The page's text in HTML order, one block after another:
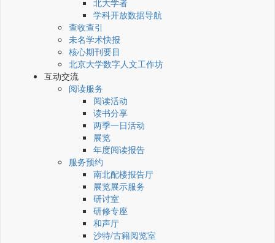
北大学者
学科开放数据导航
查收查引
未名学术快报
核心期刊要目
北京大学数字人文工作坊
互动交流
阅读服务
阅读活动
读书分享
两季一日活动
展览
年度阅读报告
服务预约
南北配楼报告厅
展览展示服务
研讨室
研修专座
和声厅
沙特/古籍阅览室